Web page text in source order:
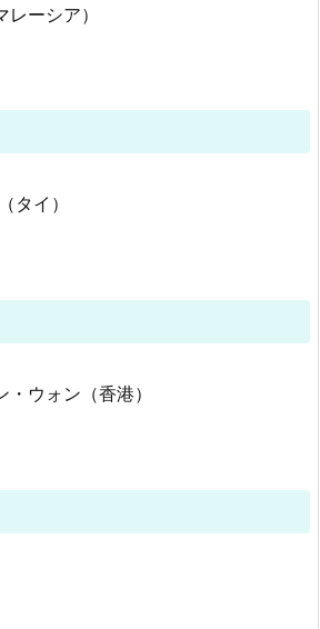
ーシア）
タイ）
ウォン（香港）